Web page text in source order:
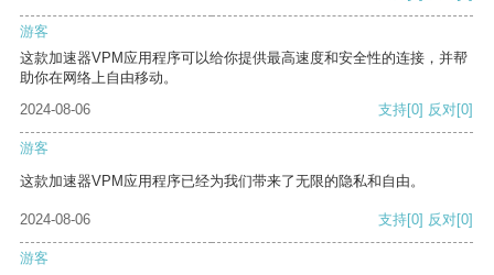
游客
这款加速器VPM应用程序可以给你提供最高速度和安全性的连接，并帮
助你在网络上自由移动。
2024-08-06
支持[0] 反对[0]
游客
这款加速器VPM应用程序已经为我们带来了无限的隐私和自由。
2024-08-06 支持[0] 反对[0]
游客